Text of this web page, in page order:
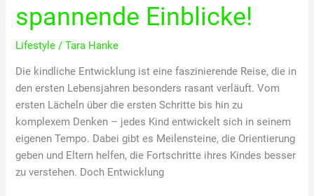
spannende Einblicke!
Lifestyle /Tara Hanke
Die kindliche Entwicklung ist eine faszinierende Reise, die in
den ersten Lebensjahren besonders rasant verläuft. Vom
ersten Lächeln über die ersten Schritte bis hin zu
komplexem Denken – jedes Kind entwickelt sich in seinem
eigenen Tempo. Dabei gibt es Meilensteine, die Orientierung
geben und Eltern helfen, die Fortschritte ihres Kindes besser
zu verstehen. Doch Entwicklung